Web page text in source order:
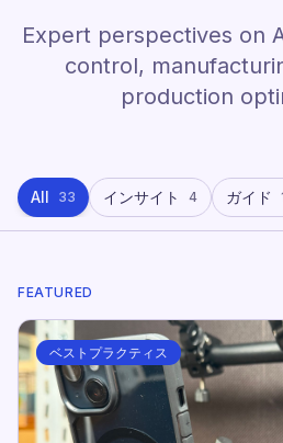
Expert perspectives on
control,
production
All 33 インサイト 4 ガイド
FEATURED
ベストプラクティス